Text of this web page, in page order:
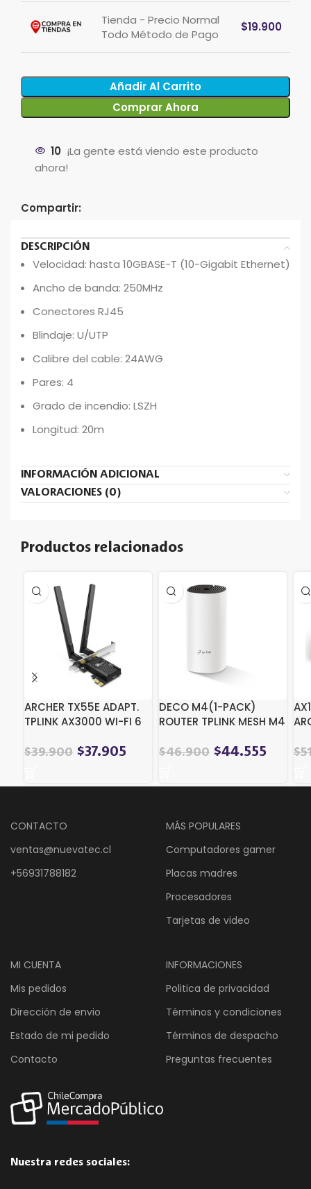
Tienda - Precio Normal
Todo Método de Pago
$19.900
Añadir Al Carrito
Comprar Ahora
10 ¡La gente está viendo este producto
ahora!
Compartir:
DESCRIPCIÓN
Velocidad: hasta 10GBASE-T (10-Gigabit Ethernet)
Ancho de banda: 250MHz
Conectores RJ45
Blindaje: U/UTP
Calibre del cable: 24AWG
Pares: 4
Grado de incendio: LSZH
Longitud: 20m
INFORMACIÓN ADICIONAL
VALORACIONES (0)
Productos relacionados
ARCHER TX55E ADAPT.
TPLINK AX3000 WI-FI 6
$39.900 $37.905
DECO M4(1-PACK)
ROUTER TPLINK MESH M4
$46.900 $44.555 $
CONTACTO
ventas@nuevatec.cl
+56931788182
MÁS POPULARES
Computadores gamer
Placas madres
Procesadores
Tarjetas de video
MI CUENTA
Mis pedidos
Dirección de envio
Estado de mi pedido
Contacto
INFORMACIONES
Politica de privacidad
Términos y condiciones
Términos de despacho
Preguntas frecuentes
Nuestra redes sociales: